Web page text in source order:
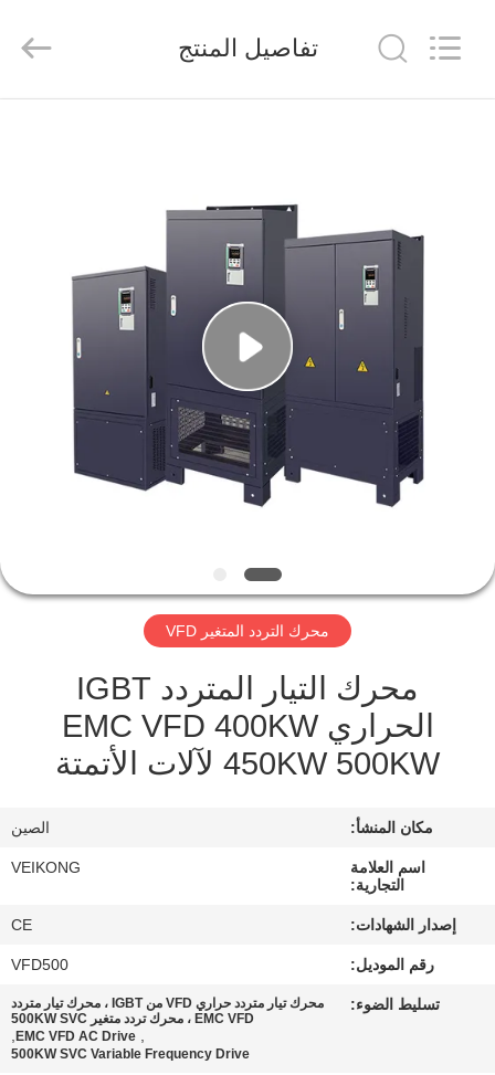
منتجات
معلومات
المعمل
الجودة
أخبار
اطلب
اقتباس
خريطة
الموقع
Reserved.
تفاصيل المنتج
محرك التردد المتغير VFD
محرك التيار المتردد IGBT
الحراري EMC VFD 400KW
450KW 500KW لآلات الأتمتة
مكان المنشأ: الصين
اسم العلامة
التجارية:
VEIKONG
إصدار الشهادات: CE
رقم الموديل: VFD500
تسليط الضوء:
محرك تيار متردد حراري VFD من IGBT ، محرك تيار متردد
EMC VFD ، محرك تردد متغير 500KW SVC
,
EMC VFD AC Drive
,
500KW SVC Variable Frequency Drive